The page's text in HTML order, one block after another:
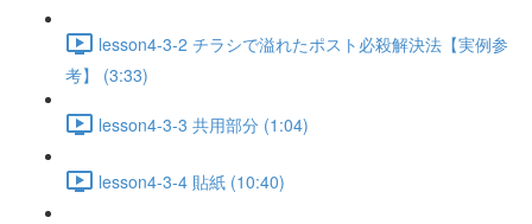
lesson4-3-2 チラシで溢れたポスト必殺解決法【実例参
考】 (3:33)
lesson4-3-3 共用部分 (1:04)
lesson4-3-4 貼紙 (10:40)